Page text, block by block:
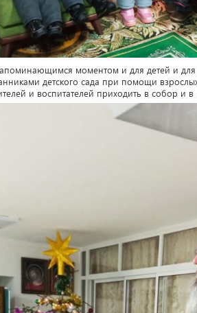
моментом и для детей и для
детского сада при помощи
и воспитателей приходить в собор и